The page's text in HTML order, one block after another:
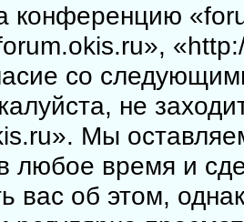
конференцию
со
не
Мы
любое время и
вас об этом,